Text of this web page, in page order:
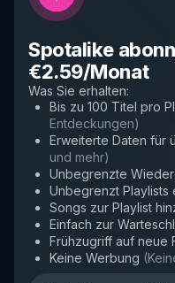
Spotalike
€2.59/Monat
Was Sie erhalten:
Bis zu 100 Titel pro
Entdeckungen)
Erweiterte Daten für
und mehr)
Unbegrenzte
Unbegrenzt Playlists
Songs zur Playlist
Einfach zur
Frühzugriff auf neue
Keine Werbung (